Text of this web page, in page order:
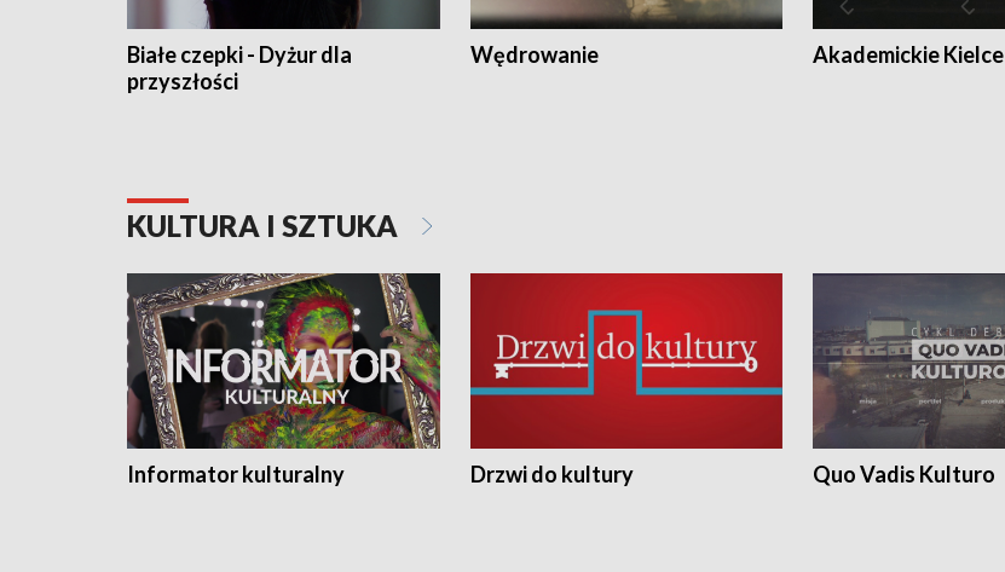
Białe czepki - Dyżur dla
przyszłości
Wędrowanie Akademickie Kielce
KULTURA I SZTUKA
Informator kulturalny Drzwi do kultury Quo Vadis Kulturo